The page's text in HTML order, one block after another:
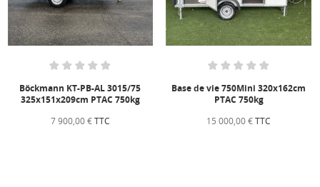
Böckmann KT-PB-AL 3015/75
325x151x209cm PTAC 750kg
7 900,00 €TTC
Base de vie 750Mini 320x162cm
PTAC 750kg
15 000,00 €TTC